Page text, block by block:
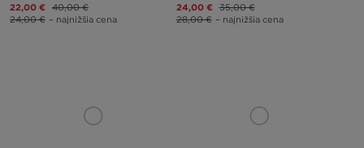
22,00 € 40,00 €
24,00 € – najnižšia cena
24,00 € 35,00 €
28,00 € – najnižšia cena